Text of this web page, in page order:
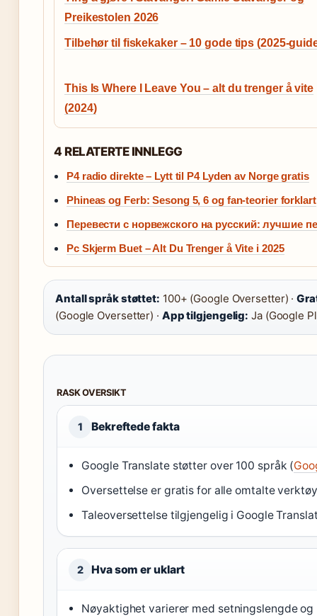
Preikestolen 2026
Tilbehør til fiskekaker – 10 gode tips (2025-
This Is Where I Leave You – alt du trenger å vite
(2024)
4 RELATERTE INNLEGG
P4 radio direkte – Lytt til P4 Lyden av Norge gratis
Phineas og Ferb: Sesong 5, 6 og fan-teorier forklart
Перевести с норвежского на русский: лучшие
Pc Skjerm Buet – Alt Du Trenger å Vite i 2025
Antall språk støttet: 100+ (Google Oversetter) ·
(Google Oversetter) · App tilgjengelig: Ja (Google
RASK OVERSIKT
1 Bekreftede fakta
Google Translate støtter over 100 språk (
Oversettelse er gratis for alle omtalte
Taleoversettelse tilgjengelig i Google
2 Hva som er uklart
Nøyaktighet varierer med setningslengde